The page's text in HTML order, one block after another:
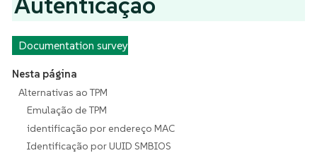
Documentation survey
Nesta página
Alternativas ao TPM
Emulação de TPM
identificação por endereço MAC
Identificação por UUID SMBIOS